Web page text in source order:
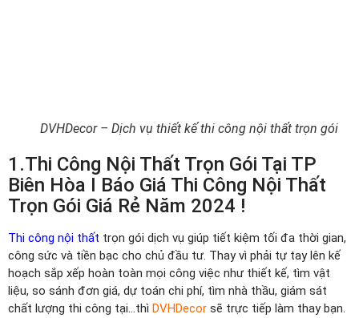
DVHDecor – Dịch vụ thiết kế thi công nội thất trọn gói
1.Thi Công Nội Thất Trọn Gói Tại TP
Biên Hòa I Báo Giá Thi Công Nội Thất
Trọn Gói Giá Rẻ Năm 2024 !
Thi công nội thất trọn gói dịch vụ giúp tiết kiệm tối đa thời gian,
công sức và tiền bạc cho chủ đầu tư. Thay vì phải tự tay lên kế
hoạch sắp xếp hoàn toàn mọi công việc như thiết kế, tìm vật
liệu, so sánh đơn giá, dự toán chi phí, tìm nhà thầu, giám sát
chất lượng thi công tại…thì DVHDecor sẽ trực tiếp làm thay bạn.